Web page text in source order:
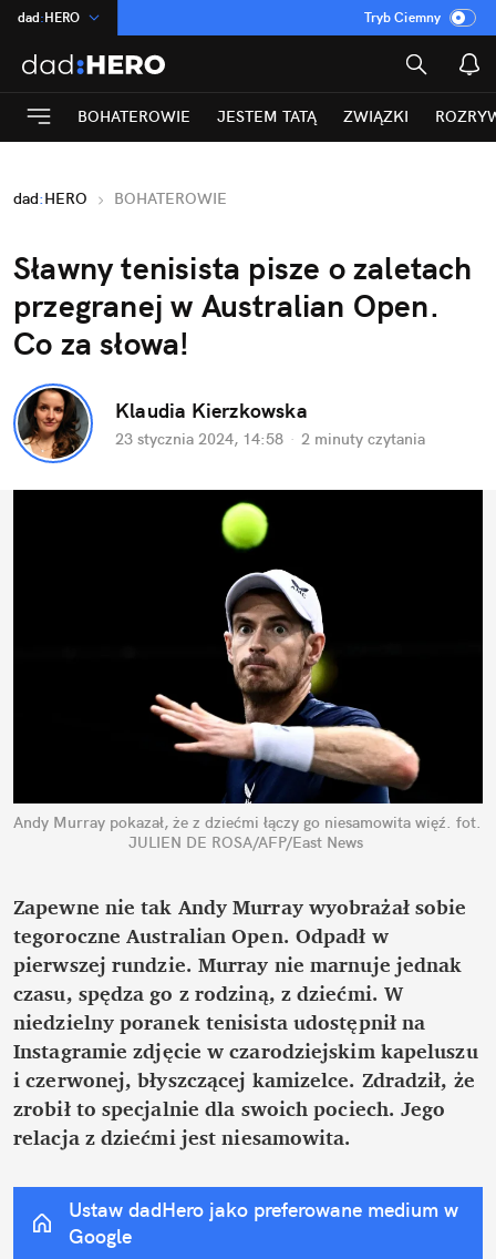
dad:HERO
:Temat
INN:Poland
ASZ:dziennik
Rozrywka
Tryb Ciemny
BOHATEROWIE JESTEM TATĄ ZWIĄZKI
dad:HERO BOHATEROWIE
Sławny tenisista pisze o zaletach
przegranej w Australian Open.
Co za słowa!
Klaudia Kierzkowska
23 stycznia 2024, 14:58 · 2 minuty czytania
Andy Murray pokazał, że z dziećmi łączy go niesamowita więź. fot.
JULIEN DE ROSA/AFP/East News
Zapewne nie tak Andy Murray wyobrażał sobie
tegoroczne Australian Open. Odpadł w
pierwszej rundzie. Murray nie marnuje jednak
czasu, spędza go z rodziną, z dziećmi. W
niedzielny poranek tenisista udostępnił na
Instagramie zdjęcie w czarodziejskim kapeluszu
i czerwonej, błyszczącej kamizelce. Zdradził, że
zrobił to specjalnie dla swoich pociech. Jego
relacja z dziećmi jest niesamowita.
Ustaw dadHero jako preferowane medium w
Google